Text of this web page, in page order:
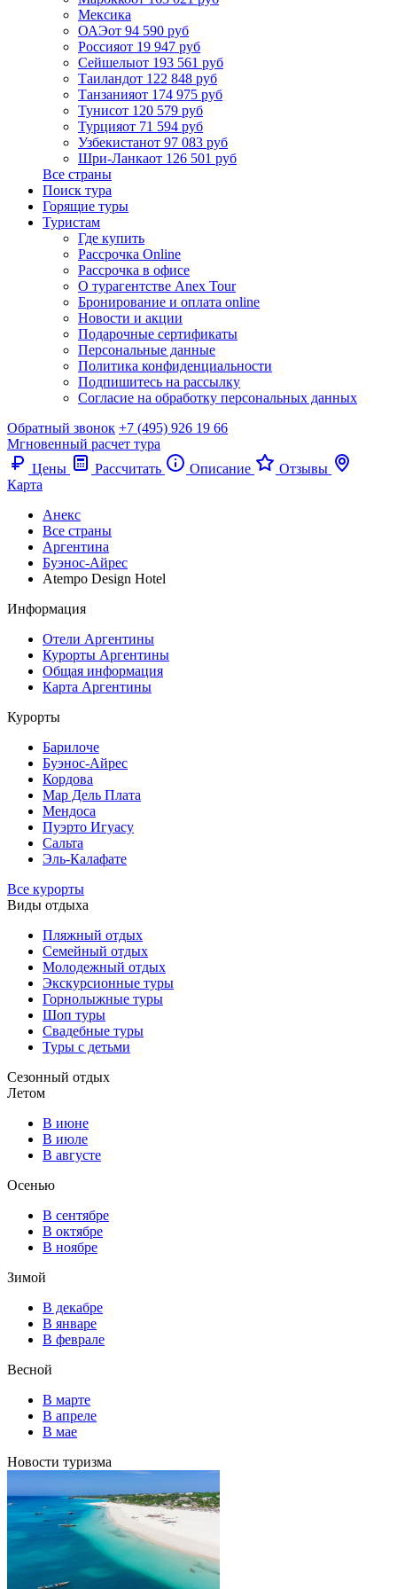
Мексика
ОАЭот 94 590 руб
Россияот 19 947 руб
Сейшелыот 193 561 руб
Таиландот 122 848 руб
Танзанияот 174 975 руб
Тунисот 120 579 руб
Турцияот 71 594 руб
Узбекистанот 97 083 руб
Шри-Ланкаот 126 501 руб
Все страны
Поиск тура
Горящие туры
Туристам
Где купить
Рассрочка Online
Рассрочка в офисе
О турагентстве Anex Tour
Бронирование и оплата online
Новости и акции
Подарочные сертификаты
Персональные данные
Политика конфиденциальности
Подпишитесь на рассылку
Согласие на обработку персональных данных
Обратный звонок +7 (495) 926 19 66
Мгновенный расчет тура
Цены
Рассчитать Описание
Отзывы
Карта
Анекс
Все страны
Аргентина
Буэнос-Айрес
Atempo Design Hotel
Информация
Отели Аргентины
Курорты Аргентины
Общая информация
Карта Аргентины
Курорты
Барилоче
Буэнос-Айрес
Кордова
Мар Дель Плата
Мендоса
Пуэрто Игуасу
Сальта
Эль-Калафате
Все курорты
Виды отдыха
Пляжный отдых
Семейный отдых
Молодежный отдых
Экскурсионные туры
Горнолыжные туры
Шоп туры
Свадебные туры
Туры с детьми
Сезонный отдых
Летом
В июне
В июле
В августе
Осенью
В сентябре
В октябре
В ноябре
Зимой
В декабре
В январе
В феврале
Весной
В марте
В апреле
В мае
Новости туризма